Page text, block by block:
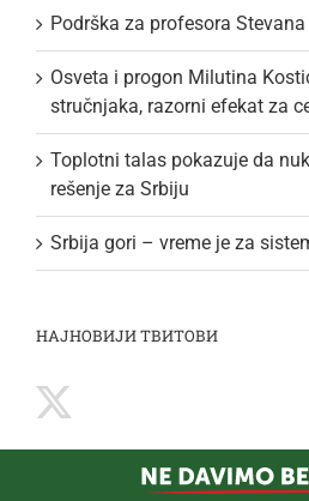
Podrška za profesora
Osveta i progon Milutina
stručnjaka, razorni efekat za
Toplotni talas pokazuje da
rešenje za Srbiju
Srbija gori – vreme je za
НАЈНОВИЈИ ТВИТОВИ